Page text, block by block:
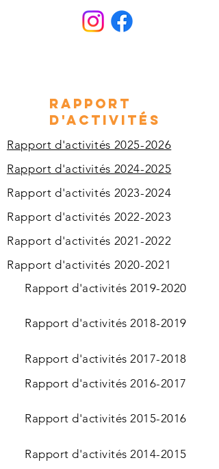
Rapport
d'activités
Rapport d'activités 2025-2026
Rapport d'activités 2024-2025
Rapport d'activités 2023-2024
Rapport d'activités 2022-2023
Rapport d'activités 2021-2022
Rapport d'activités 2020-2021
Rapport d'activités 2019-2020
Rapport d'activités 2018-2019
Rapport d'activités 2017-2018
Rapport d'activités 2016-2017
Rapport d'activités 2015-2016
Rapport d'activités 2014-2015